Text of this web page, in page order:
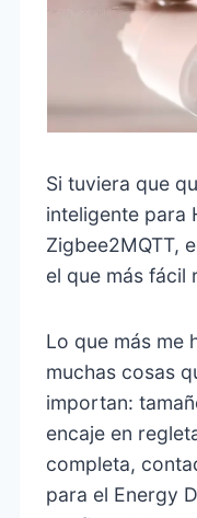
Si tuviera que
inteligente para
Zigbee2MQTT,
el que más fácil
Lo que más me
muchas cosas
importan:
encaje en
completa,
para el Energy